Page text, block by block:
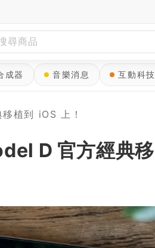
成器 音樂消息 互動科技
植到 iOS 上！
D 官方經典移